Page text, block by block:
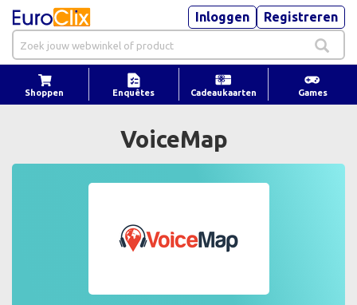
Inloggen Registreren
Shoppen Enquêtes Cadeaukaarten Games
VoiceMap